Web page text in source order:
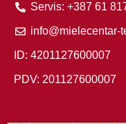
Servis: +387 61
info@mielecentar-
ID: 4201127600007
PDV: 201127600007